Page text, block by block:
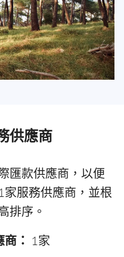
供應商
匯款供應商，以便
服務供應商，並根
排序。
： 1家